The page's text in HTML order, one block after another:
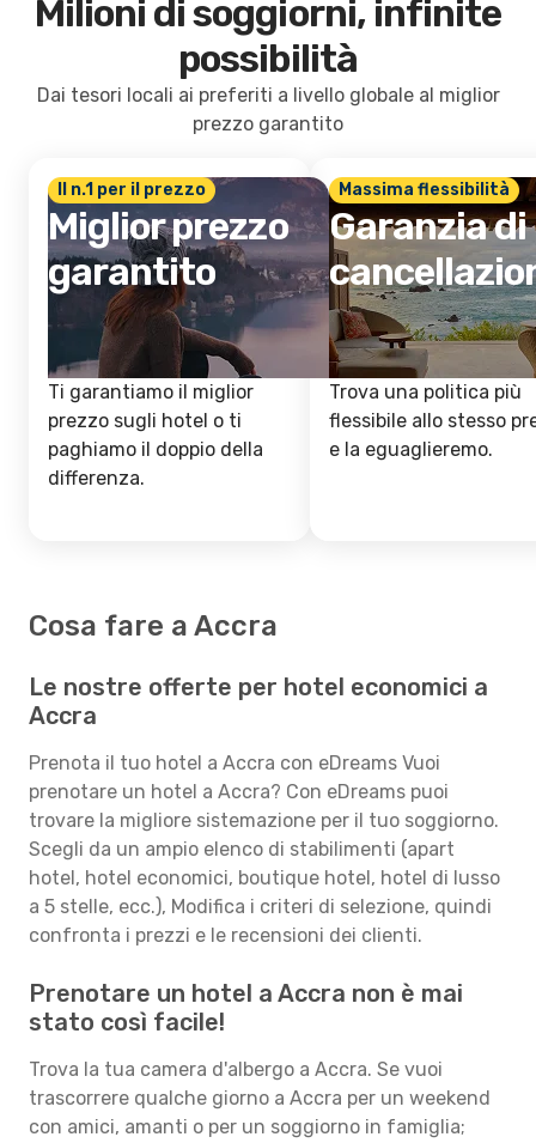
Milioni di soggiorni, infinite
possibilità
Dai tesori locali ai preferiti a livello globale al miglior
prezzo garantito
Il n.1 per il prezzo
Miglior prezzo
garantito
Ti garantiamo il miglior
prezzo sugli hotel o ti
paghiamo il doppio della
differenza.
Massima flessibilità
Garanzia di
Trova una politica più
flessibile allo stesso
e la eguaglieremo.
Cosa fare a Accra
Le nostre offerte per hotel economici a
Accra
Prenota il tuo hotel a Accra con eDreams Vuoi
prenotare un hotel a Accra? Con eDreams puoi
trovare la migliore sistemazione per il tuo soggiorno.
Scegli da un ampio elenco di stabilimenti (apart
hotel, hotel economici, boutique hotel, hotel di lusso
a 5 stelle, ecc.), Modifica i criteri di selezione, quindi
confronta i prezzi e le recensioni dei clienti.
Prenotare un hotel a Accra non è mai
stato così facile!
Trova la tua camera d'albergo a Accra. Se vuoi
trascorrere qualche giorno a Accra per un weekend
con amici, amanti o per un soggiorno in famiglia;